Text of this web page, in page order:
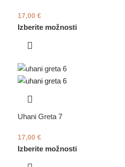
17,00 €
Izberite možnosti
Uhani Greta 7
17,00 €
Izberite možnosti